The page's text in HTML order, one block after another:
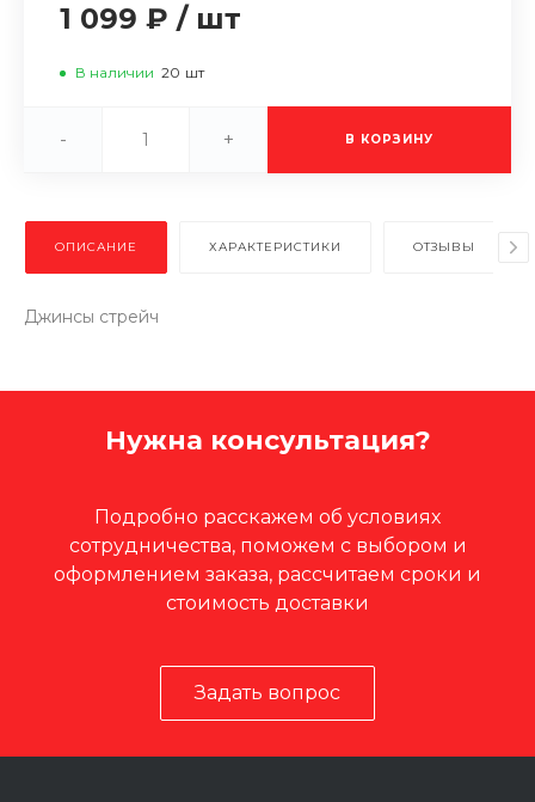
1 099 ₽ / шт
В наличии 20 шт
- + В КОРЗИНУ
ОПИСАНИЕ ХАРАКТЕРИСТИКИ ОТЗЫВЫ
Джинсы стрейч
Нужна консультация?
Подробно расскажем об условиях
сотрудничества, поможем с выбором и
оформлением заказа, рассчитаем сроки и
стоимость доставки
Задать вопрос